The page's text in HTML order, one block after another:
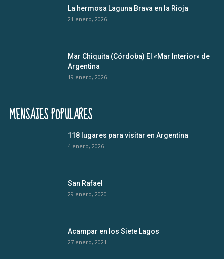
La hermosa Laguna Brava en la Rioja
21 enero, 2026
Mar Chiquita (Córdoba) El «Mar Interior» de
Argentina
19 enero, 2026
MENSAJES POPULARES
118 lugares para visitar en Argentina
4 enero, 2026
San Rafael
29 enero, 2020
Acampar en los Siete Lagos
27 enero, 2021